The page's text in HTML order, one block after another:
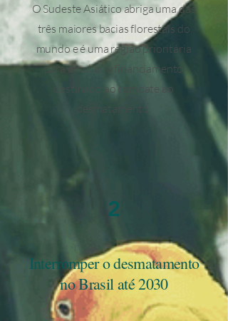
O Sudeste Asiático abriga uma das
três maiores bacias florestais do
mundo e é uma região prioritária
para ampliar o financiamento
destinado ao combate ao
desmatamento.
2
Interromper o desmatamento
no Brasil até 2030